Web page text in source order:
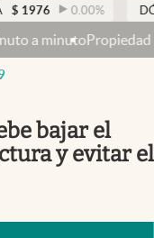
México
USA
0.00% DÓLAR
privada: con
bajar el
y evitar el